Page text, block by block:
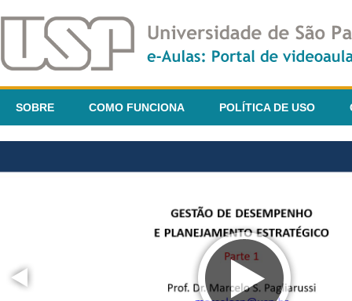
SOBRE COMO FUNCIONA POLÍTICA DE USO